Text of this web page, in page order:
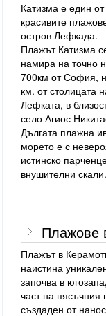
Катизма е един
красивите
остров Лефкада.
Плажът Катизма
намира на точно
700км от София,
км. от столицата
Лефката, в
село Агиос
Дългата плажна
морето е с
истинско
внушителни скали.
Плажове
Плажът в
наистина
започва в
част на пясъчния
създаден от